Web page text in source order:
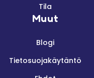
Tila
Muut
Blogi
Tietosuojakäytäntö